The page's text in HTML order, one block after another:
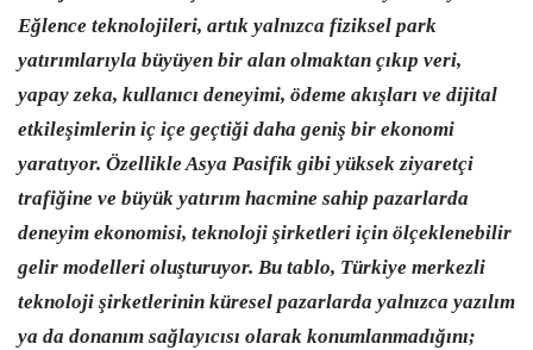
Eğlence teknolojileri, artık yalnızca fiziksel park
yatırımlarıyla büyüyen bir alan olmaktan çıkıp veri,
yapay zeka, kullanıcı deneyimi, ödeme akışları ve dijital
etkileşimlerin iç içe geçtiği daha geniş bir ekonomi
yaratıyor. Özellikle Asya Pasifik gibi yüksek ziyaretçi
trafiğine ve büyük yatırım hacmine sahip pazarlarda
deneyim ekonomisi, teknoloji şirketleri için ölçeklenebilir
gelir modelleri oluşturuyor. Bu tablo, Türkiye merkezli
teknoloji şirketlerinin küresel pazarlarda yalnızca yazılım
ya da donanım sağlayıcısı olarak konumlanmadığını;